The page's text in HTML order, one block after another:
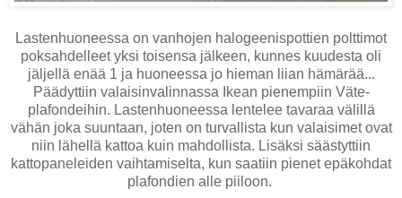
Lastenhuoneessa on vanhojen halogeenispottien polttimot
poksahdelleet yksi toisensa jälkeen, kunnes kuudesta oli
jäljellä enää 1 ja huoneessa jo hieman liian hämärää...
Päädyttiin valaisinvalinnassa Ikean pienempiin Väte-
plafondeihin. Lastenhuoneessa lentelee tavaraa välillä
vähän joka suuntaan, joten on turvallista kun valaisimet ovat
niin lähellä kattoa kuin mahdollista. Lisäksi säästyttiin
kattopaneleiden vaihtamiselta, kun saatiin pienet epäkohdat
plafondien alle piiloon.